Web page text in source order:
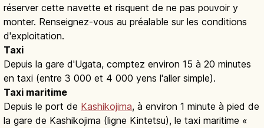
réserver cette navette et risquent de ne pas pouvoir y
monter. Renseignez-vous au préalable sur les conditions
d'exploitation.
Taxi
Depuis la gare d'Ugata, comptez environ 15 à 20 minutes
en taxi (entre 3 000 et 4 000 yens l'aller simple).
Taxi maritime
Depuis le port de Kashikojima, à environ 1 minute à pied de
la gare de Kashikojima (ligne Kintetsu), le taxi maritime «